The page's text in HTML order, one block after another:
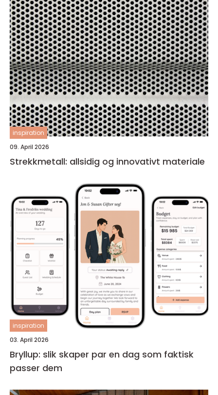
inspiration
09. April 2026
Strekkmetall: allsidig og innovativt materiale
inspiration
03. April 2026
Bryllup: slik skaper par en dag som faktisk
passer dem